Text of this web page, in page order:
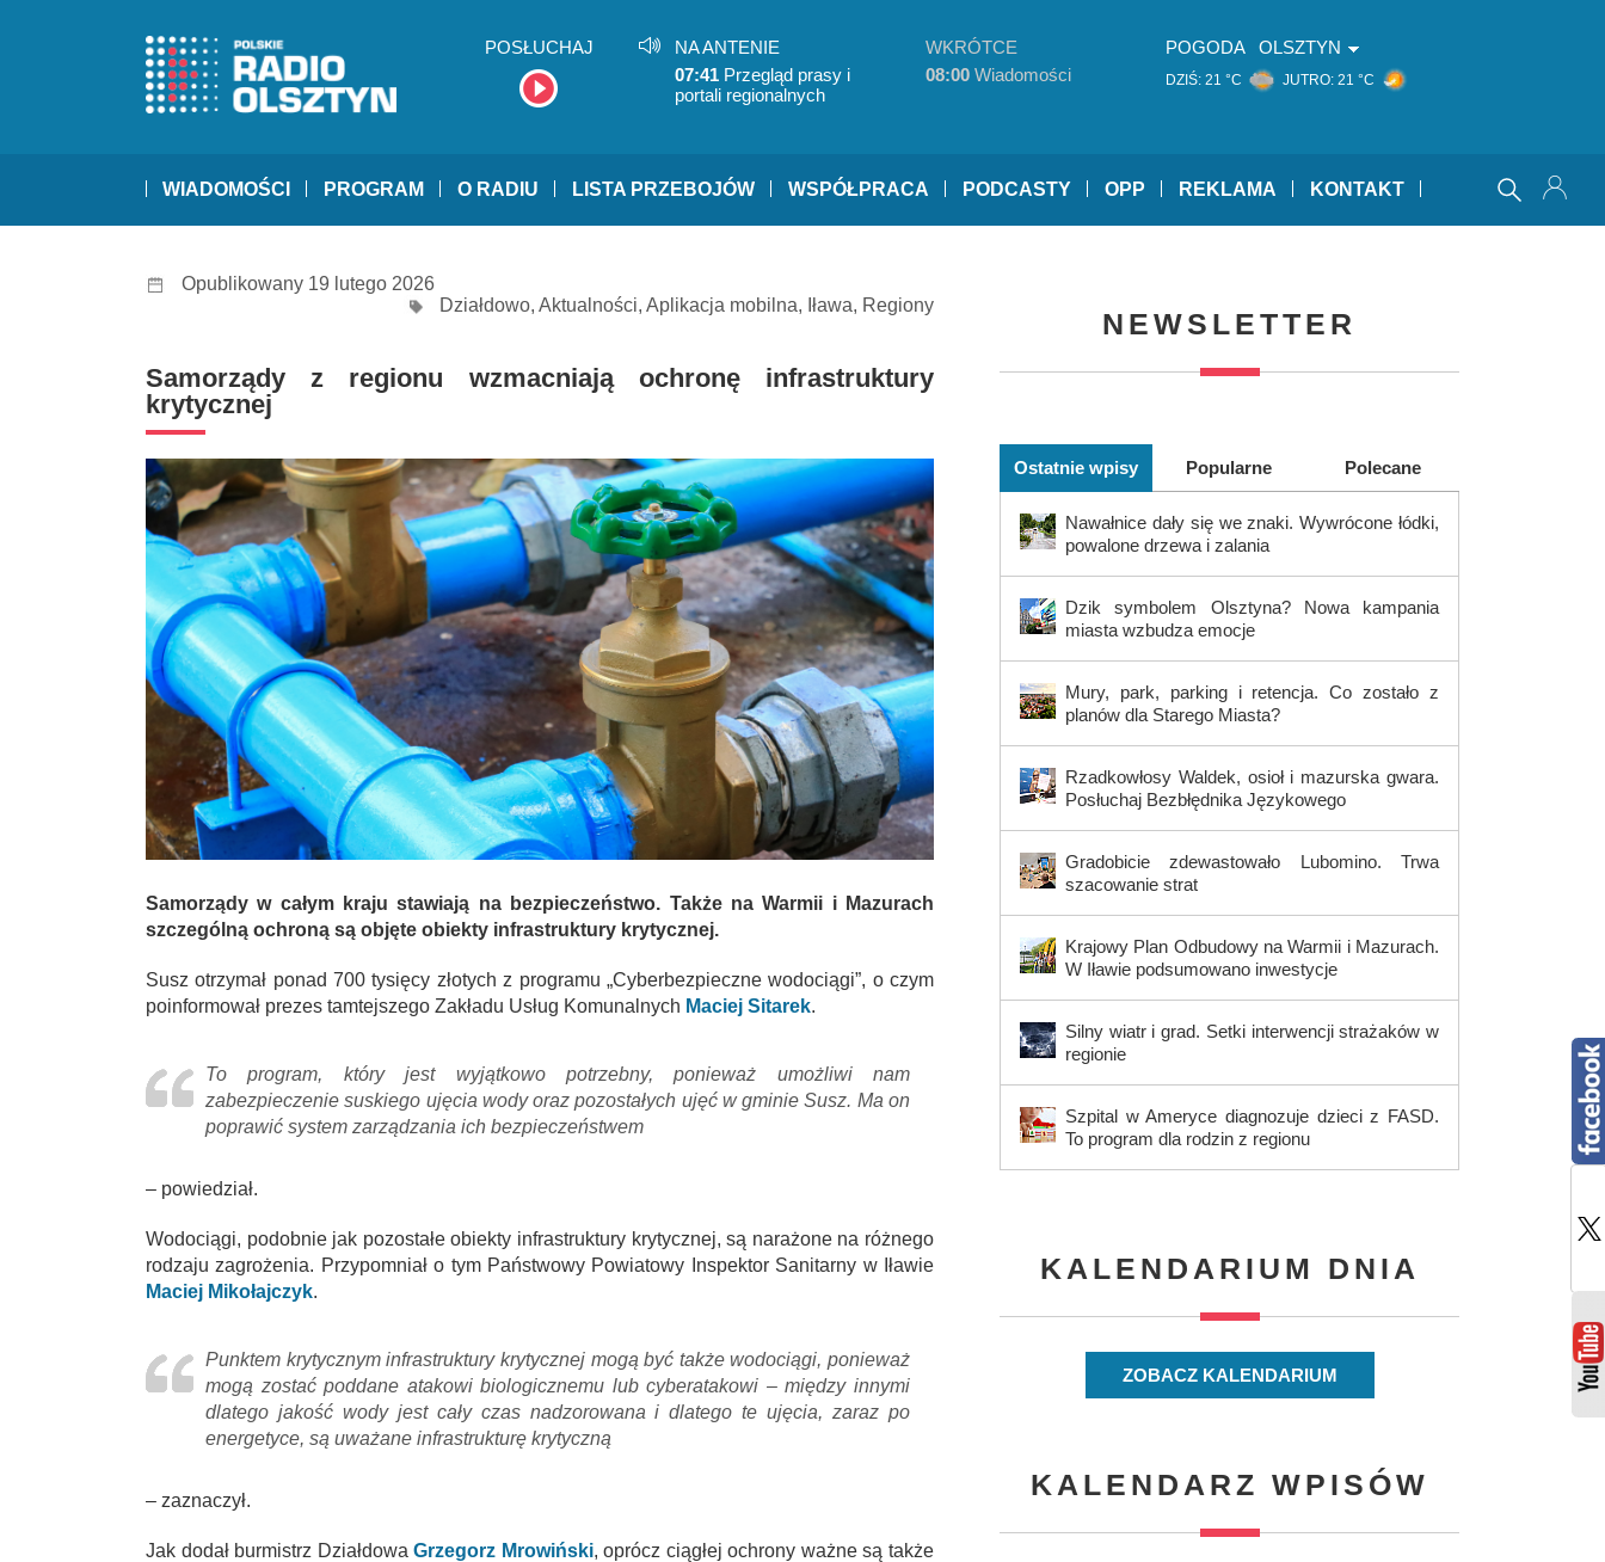
POSŁUCHAJ
NA ANTENIE
07:41 Przegląd prasy i
portali regionalnych
WKRÓTCE
08:00 Wiadomości
POGODA OLSZTYN
DZIŚ: 21 °C JUTRO: 21 °C
WIADOMOŚCI PROGRAM O RADIU LISTA PRZEBOJÓW WSPÓŁPRACA PODCASTY OPP REKLAMA KONTAKT
Opublikowany 19 lutego 2026
Działdowo, Aktualności, Aplikacja mobilna, Iława, Regiony
Samorządy z regionu wzmacniają ochronę infrastruktury
krytycznej
Samorządy w całym kraju stawiają na bezpieczeństwo. Także na Warmii i Mazurach
szczególną ochroną są objęte obiekty infrastruktury krytycznej.
Susz otrzymał ponad 700 tysięcy złotych z programu „Cyberbezpieczne wodociągi”, o czym
poinformował prezes tamtejszego Zakładu Usług Komunalnych Maciej Sitarek.
To program, który jest wyjątkowo potrzebny, ponieważ umożliwi nam
zabezpieczenie suskiego ujęcia wody oraz pozostałych ujęć w gminie Susz. Ma on
poprawić system zarządzania ich bezpieczeństwem
– powiedział.
Wodociągi, podobnie jak pozostałe obiekty infrastruktury krytycznej, są narażone na różnego
rodzaju zagrożenia. Przypomniał o tym Państwowy Powiatowy Inspektor Sanitarny w Iławie
Maciej Mikołajczyk.
Punktem krytycznym infrastruktury krytycznej mogą być także wodociągi, ponieważ
mogą zostać poddane atakowi biologicznemu lub cyberatakowi – między innymi
dlatego jakość wody jest cały czas nadzorowana i dlatego te ujęcia, zaraz po
energetyce, są uważane infrastrukturę krytyczną
– zaznaczył.
Jak dodał burmistrz DziałdowaGrzegorz Mrowiński, oprócz ciągłej ochrony ważne są także
NEWSLETTER
Ostatnie wpisy Popularne Polecane
Nawałnice dały się we znaki. Wywrócone łódki,
powalone drzewa i zalania
Dzik symbolem Olsztyna? Nowa kampania
miasta wzbudza emocje
Mury, park, parking i retencja. Co zostało z
planów dla Starego Miasta?
Rzadkowłosy Waldek, osioł i mazurska gwara.
Posłuchaj Bezbłędnika Językowego
Gradobicie zdewastowało Lubomino. Trwa
szacowanie strat
Krajowy Plan Odbudowy na Warmii i Mazurach.
W Iławie podsumowano inwestycje
Silny wiatr i grad. Setki interwencji strażaków w
regionie
Szpital w Ameryce diagnozuje dzieci z FASD.
To program dla rodzin z regionu
KALENDARIUM DNIA
ZOBACZ KALENDARIUM
KALENDARZ WPISÓW